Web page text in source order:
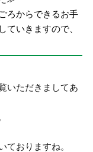
ろからできるお手
ていきますので、
いただきましてあ
ておりますね。